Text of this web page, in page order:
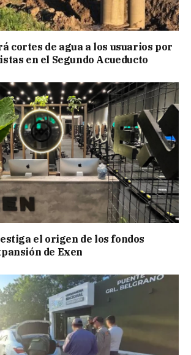
cortes de agua a los usuarios por
en el Segundo Acueducto
el origen de los fondos
de Exen